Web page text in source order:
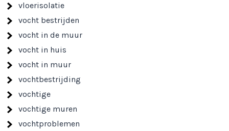
vloerisolatie
vocht bestrijden
vocht in de muur
vocht in huis
vocht in muur
vochtbestrijding
vochtige
vochtige muren
vochtproblemen